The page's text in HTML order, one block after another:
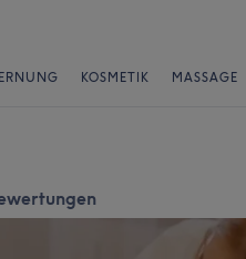
KOSMETIK MASSAGE